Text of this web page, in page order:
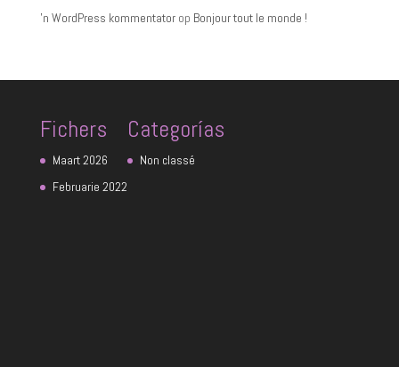
'n WordPress kommentatorop Bonjour tout le monde !
Fichers
Maart 2026
Februarie 2022
Categorías
Non classé